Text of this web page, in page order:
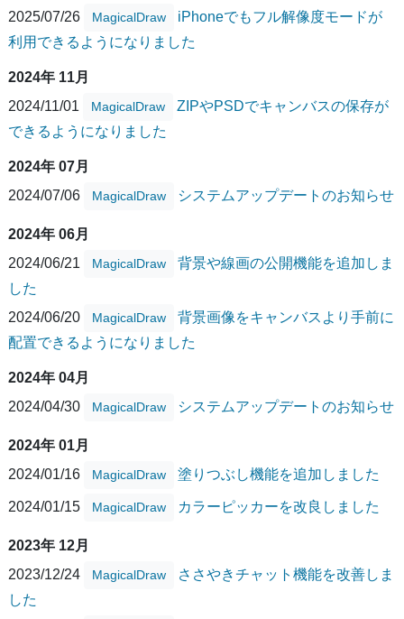
2025/07/26 MagicalDraw
iPhoneでもフル解像度モードが
利用できるようになりました
2024年 11月
2024/11/01
MagicalDraw
ZIPやPSDでキャンバスの保存が
できるようになりました
2024年 07月
2024/07/06
MagicalDraw システムアップデートのお知らせ
2024年 06月
2024/06/21
MagicalDraw
背景や線画の公開機能を追加しま
した
2024/06/20
MagicalDraw
背景画像をキャンバスより手前に
配置できるようになりました
2024年 04月
2024/04/30
MagicalDraw システムアップデートのお知らせ
2024年 01月
2024/01/16
MagicalDraw 塗りつぶし機能を追加しました
2024/01/15 MagicalDraw カラーピッカーを改良しました
2023年 12月
2023/12/24
MagicalDraw
ささやきチャット機能を改善しま
した